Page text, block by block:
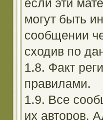
если эти
могут быть
сообщении
сходив по
1.8. Факт
правилами.
1.9. Все
их авторов.